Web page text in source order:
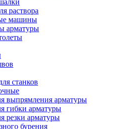
раствора
машины
арматуры
станков
выпрямления арматуры
гибки арматуры
резки арматуры
бурения